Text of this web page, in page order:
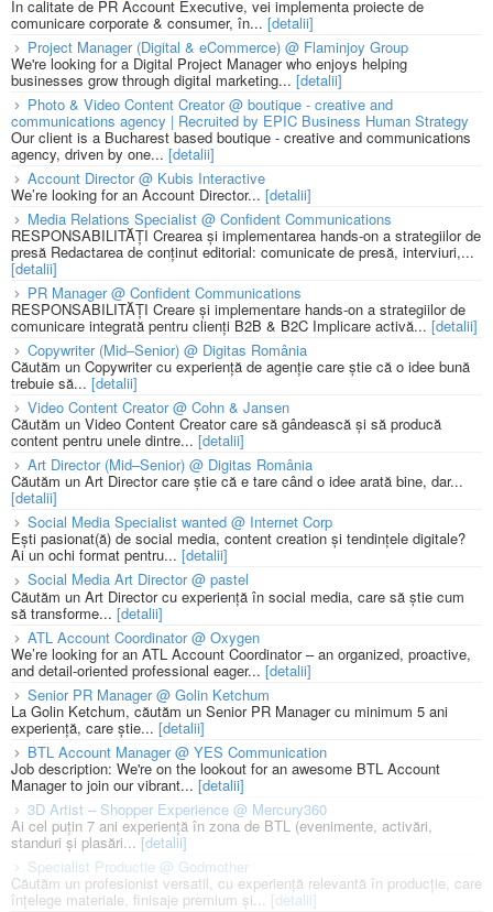
În calitate de PR Account Executive, vei implementa proiecte de
comunicare corporate & consumer, în... [detalii]
Project Manager (Digital & eCommerce) @ Flaminjoy Group
We're looking for a Digital Project Manager who enjoys helping
businesses grow through digital marketing... [detalii]
Photo & Video Content Creator @ boutique - creative and
communications agency | Recruited by EPIC Business Human Strategy
Our client is a Bucharest based boutique - creative and communications
agency, driven by one... [detalii]
Account Director @ Kubis Interactive
We’re looking for an Account Director... [detalii]
Media Relations Specialist @ Confident Communications
RESPONSABILITĂȚI Crearea și implementarea hands-on a strategiilor de
presă Redactarea de conținut editorial: comunicate de presă, interviuri,...
[detalii]
PR Manager @ Confident Communications
RESPONSABILITĂȚI Creare și implementare hands-on a strategiilor de
comunicare integrată pentru clienți B2B & B2C Implicare activă... [detalii]
Copywriter (Mid–Senior) @ Digitas România
Căutăm un Copywriter cu experiență de agenție care știe că o idee bună
trebuie să... [detalii]
Video Content Creator @ Cohn & Jansen
Căutăm un Video Content Creator care să gândească și să producă
content pentru unele dintre... [detalii]
Art Director (Mid–Senior) @ Digitas România
Căutăm un Art Director care știe că e tare când o idee arată bine, dar...
[detalii]
Social Media Specialist wanted @ Internet Corp
Ești pasionat(ă) de social media, content creation și tendințele digitale?
Ai un ochi format pentru... [detalii]
Social Media Art Director @ pastel
Căutăm un Art Director cu experiență în social media, care să știe cum
să transforme... [detalii]
ATL Account Coordinator @ Oxygen
We’re looking for an ATL Account Coordinator – an organized, proactive,
and detail-oriented professional eager... [detalii]
Senior PR Manager @ Golin Ketchum
La Golin Ketchum, căutăm un Senior PR Manager cu minimum 5 ani
experiență, care știe... [detalii]
BTL Account Manager @ YES Communication
Job description: We're on the lookout for an awesome BTL Account
Manager to join our vibrant... [detalii]
3D Artist – Shopper Experience @ Mercury360
Ai cel puțin 7 ani experiență în zona de BTL (evenimente, activări,
standuri și plasări...[detalii]
Specialist Productie @ Godmother
Căutăm un profesionist versatil, cu experiență relevantă în producție, care
înțelege materiale, finisaje premium și... [detalii]